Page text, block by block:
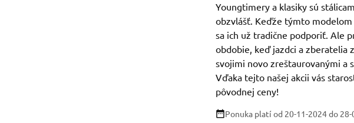
Youngtimery a klasiky sú
obzvlášť. Keďže týmto
sa ich už tradične podporiť. Ale
obdobie, keď jazdci a zberatelia
svojimi novo zreštaurovanými a
Vďaka tejto našej akcii vás
pôvodnej ceny!
Ponuka platí od 20-11-2024do 28-